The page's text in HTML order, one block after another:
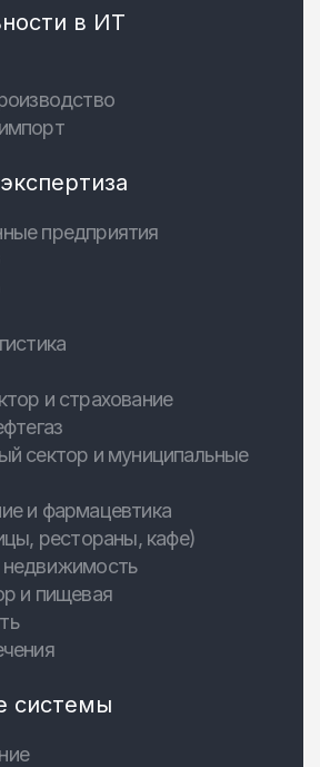
в ИТ
предприятия
и страхование
сектор и муниципальные
и фармацевтика
рестораны, кафе)
и пищевая
системы